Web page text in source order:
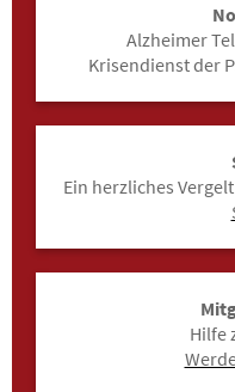
Alzheimer
Krisendienst der
Ein herzliches
Hilfe